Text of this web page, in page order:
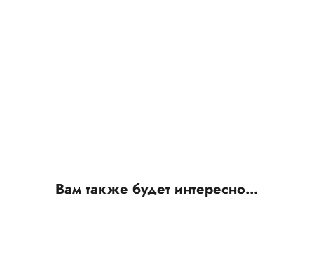
Вам также будет интересно…